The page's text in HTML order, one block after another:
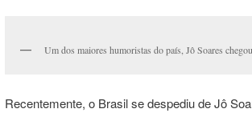
Um dos maiores humoristas do país, Jô Soares
Recentemente, o Brasil se despediu de Jô